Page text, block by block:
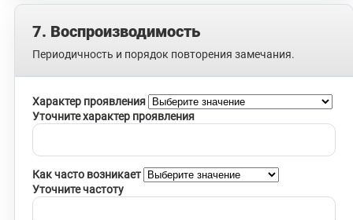
7. Воспроизводимость
Периодичность и порядок повторения замечания.
Характер проявления
Уточните характер проявления
Как часто возникает
Уточните частоту